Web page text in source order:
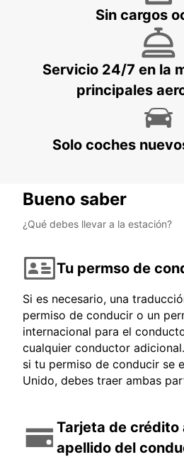
Sin cargos
Servicio 24/7 en la
principales
Solo coches
Bueno saber
¿Qué debes llevar a la estación?
Tu permso de
Si es necesario, una
permiso de conducir o un
internacional para el
cualquier conductor
si tu permiso de conducir se
Unido, debes traer ambas
Tarjeta de crédito
apellido del